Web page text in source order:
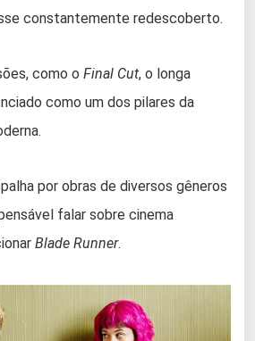
constantemente redescoberto.
como o Final Cut, o longa
como um dos pilares da
por obras de diversos gêneros
falar sobre cinema
Blade Runner.